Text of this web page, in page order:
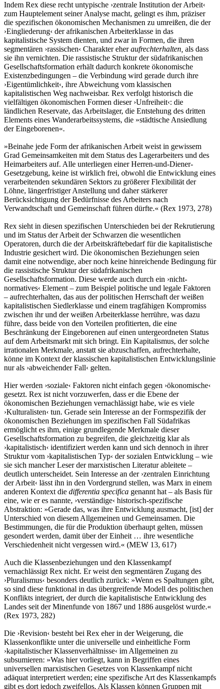
Indem Rex diese recht untypische ›zentrale Institution der Arbeit‹
zum Hauptelement seiner Analyse macht, gelingt es ihm, präziser
die spezifischen ökonomischen Mechanismen zu umreißen, die der
›Eingliederung‹ der afrikanischen Arbeiterklasse in das
kapitalistische System dienten, und zwar in Formen, die ihren
segmentären ›rassischen‹ Charakter eheraufrechterhalten, als dass
sie ihn vernichten. Die rassistische Struktur der südafrikanischen
Gesellschaftsformation erhält dadurch konkrete ökonomische
Existenzbedingungen – die Verbindung wird gerade durch ihre
›Eigentümlichkeit‹, ihre Abweichung vom klassischen
kapitalistischen Weg nachweisbar. Rex verfolgt historisch die
vielfältigen ökonomischen Formen dieser ›Unfreiheit‹: die
ländlichen Reservate, das Arbeitslager, die Entstehung des dritten
Elements eines Wanderarbeitssystems, die »städtische Ansiedlung
der Eingeborenen«.
»Beinahe jede Form der afrikanischen Arbeit weist in gewissem
Grad Gemeinsamkeiten mit dem Status des Lagerarbeiters und des
Heimarbeiters auf. Alle unterliegen einer Herren-und-Diener-
Gesetzgebung, keine ist wirklich frei, obwohl die Entwicklung eines
verarbeitenden sekundären Sektors zu größerer Flexibilität der
Löhne, längerfristiger Anstellung und daher stärkerer
Berücksichtigung der Bedürfnisse des Arbeiters nach
Verwandtschaft und Gemeinschaft führen dürfte.« (Rex 1973, 278)
Rex sieht in diesen spezifischen Unterschieden bei der Rekrutierung
und im Status der Arbeit der Schwarzen die wesentlichen
Operatoren, durch die der Arbeitskräftebedarf für die kapitalistische
Industrie gesichert wird. Die ökonomischen Beziehungen seien
damit eine notwendige, aber noch keine hinreichende Bedingung für
die rassistische Struktur der südafrikanischen
Gesellschaftsformation. Diese werde auch durch ein ›nicht-
normatives‹ Element – zum Beispiel politische und legale Faktoren
– aufrechterhalten, das aus der politischen Herrschaft der weißen
kapitalistischen Siedlerklasse und einem tragfähigen Kompromiss
zwischen ihr und der weißen Arbeiterklasse herrühre, was dazu
führe, dass beide von den Vorteilen profitierten, die eine
Beschränkung der Eingeborenen auf einen untergeordneten Status
auf dem Arbeitsmarkt mit sich bringt. Ein Kapitalismus, der solche
irrationalen Merkmale, anstatt sie abzuschaffen, aufrechterhalte,
könne im Kontext der klassischen kapitalistischen Entwicklungslinie
nur als ›abweichender Fall‹ gelten.
Hier werden ›soziale‹ Faktoren nicht einfach gegen ›ökonomische‹
gesetzt. Rex ist nicht vorzuwerfen, dass er die Ebene der
ökonomischen Beziehungen vernachlässigt habe, wie es viele
›Kulturalisten‹ tun. Gerade sein Interesse an der Formspezifik der
ökonomischen Beziehungen im spezifischen Fall Südafrikas
ermöglicht es ihm, einige grundlegende Merkmale dieser
Gesellschaftsformation zu begreifen, die gleichzeitig klar als
›kapitalistisch‹ identifiziert werden kann und sich dennoch in ihrer
Struktur vom ›kapitalistischen Typ‹ der sozialen Entwicklung – wie
sie sich mancher Leser der marxistischen Literatur ableitete –
deutlich unterscheidet. Sein Interesse an der ›zentralen Einrichtung
der Arbeit‹ lässt ihn in den Vordergrund stellen, was Marx in einem
anderen Kontext die differentia specifica genannt hat – als Basis für
eine, wie er es nannte, ›verständige‹ historisch-spezifische
Abstraktion: »Gerade das, was ihre Entwicklung ausmacht, [ist] der
Unterschied von diesem Allgemeinen und Gemeinsamen. Die
Bestimmungen, die für die Produktion überhaupt gelten, müssen
gesondert werden, damit über der Einheit … ihre wesentliche
Verschiedenheit nicht vergessen wird.« (MEW 13, 617)
Auch die Klassenbeziehungen und den Klassenkampf
vernachlässigt Rex nicht. Er weist den segmentären Zugang des
›Pluralismus‹ besonders deutlich zurück: »Wenn es Spaltungen gibt,
so sind diese funktional in das übergreifende Modell des politischen
Konflikts integriert, der durch die kapitalistische Entwicklung des
Landes seit der Minenfunde von 1867 und 1886 ausgelöst wurde.«
(Rex 1973, 282)
Die ›Revision‹ besteht bei Rex eher in der Weigerung, die
Klassenkonflikte unter die universelle und einheitliche Form
›kapitalistischer Klassenverhältnisse‹ im Allgemeinen zu
subsumieren: »Was hier vorliegt, kann in Begriffen eines
universellen marxistischen Gesetzes von Klassenkampf nicht
adäquat interpretiert werden; eine spezifische Art des Klassenkampfs
gibt es dort jedoch zweifellos. Als Klassen können Gruppen mit